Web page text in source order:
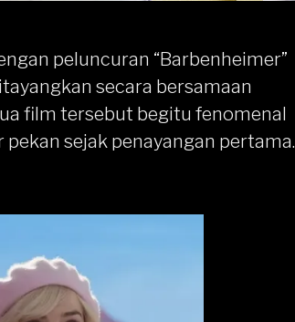
peluncuran “Barbenheimer”
secara bersamaan
film tersebut begitu fenomenal
pekan sejak penayangan pertama.